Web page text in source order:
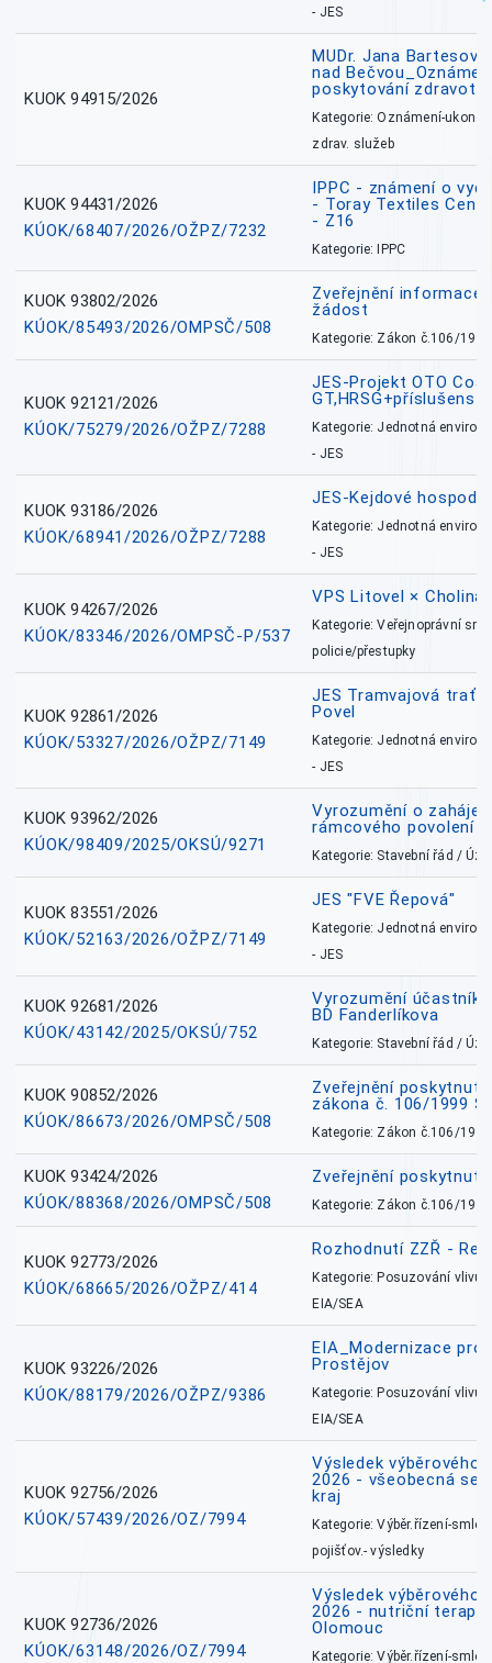
- JES
KUOK 94915/2026
MUDr. Jana
nad
poskytování
Kategorie: Oznámení-
zdrav. služeb
KUOK 94431/2026
KÚOK/68407/2026/OŽPZ/7232
IPPC - známení o
- Toray Textiles
- Z16
Kategorie: IPPC
KUOK 93802/2026
KÚOK/85493/2026/OMPSČ/508
Zveřejnění informace
žádost
Kategorie: Zákon č.106/1999
KUOK 92121/2026
KÚOK/75279/2026/OŽPZ/7288
JES-Projekt OTO
Kategorie: Jednotná
- JES
KUOK 93186/2026
KÚOK/68941/2026/OŽPZ/7288
JES-Kejdové
Kategorie: Jednotná
- JES
KUOK 94267/2026
KÚOK/83346/2026/OMPSČ-P/537
VPS Litovel ×
Kategorie: Veřejnoprávní
policie/přestupky
KUOK 92861/2026
KÚOK/53327/2026/OŽPZ/7149
JES Tramvajová trať
Povel
Kategorie: Jednotná
- JES
KUOK 93962/2026
KÚOK/98409/2025/OKSÚ/9271
Vyrozumění o
rámcového povolení
Kategorie: Stavební řád /
KUOK 83551/2026
KÚOK/52163/2026/OŽPZ/7149
JES "FVE Řepová"
Kategorie: Jednotná
- JES
KUOK 92681/2026
KÚOK/43142/2025/OKSÚ/752
Vyrozumění
BD Fanderlíkova
Kategorie: Stavební řád /
KUOK 90852/2026
KÚOK/86673/2026/OMPSČ/508
Zveřejnění
zákona č. 106/1999
Kategorie: Zákon č.106/1999
KUOK 93424/2026
KÚOK/88368/2026/OMPSČ/508
Zveřejnění
Kategorie: Zákon č.106/1999
KUOK 92773/2026
KÚOK/68665/2026/OŽPZ/414
Rozhodnutí ZZŘ -
Kategorie: Posuzování vlivů
EIA/SEA
KUOK 93226/2026
KÚOK/88179/2026/OŽPZ/9386
EIA_Modernizace
Prostějov
Kategorie: Posuzování vlivů
EIA/SEA
KUOK 92756/2026
KÚOK/57439/2026/OZ/7994
Výsledek výběrového
2026 - všeobecná
kraj
Kategorie: Výběr.řízení-
pojišťov.- výsledky
KUOK 92736/2026
KÚOK/63148/2026/OZ/7994
Výsledek výběrového
2026 - nutriční
Olomouc
Kategorie: Výběr.řízení-